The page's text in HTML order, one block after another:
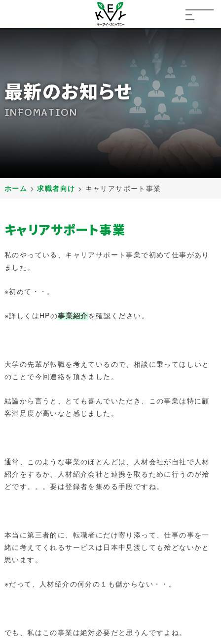
最新のお知らせ
INFOMATION
ホーム >求職者向け > キャリアサポート事業
キャリアサポート事業
私のやっている、キャリアサポート事業で初めて仕事があり
ました。
※初めて・・。
※詳しくはHPの事業紹介を確認ください。
大学の先輩が転職を考えているので、相談に乗ってほしいと
のことで今回連絡を頂きました。
結論から言うと、とても喜んでいただき、この事業は特に顧
客満足度が高いなと感じました。
通常、このような事業のほとんどは、人材会社が自社で人材
紹介をするか、人材紹介会社と連携を取るために行うのが殆
どです。。。要は登録者を集める手段ですね。
本当に第三者的に、転職者にだけ寄り添って、仕事の事を一
緒に考えてくれるサービスは日本中見渡しても殆どないかと
思います。
※だって、人材紹介の何分の１も儲からない・・。
でも、私はこの事業は絶対必要だと思うんですよね。